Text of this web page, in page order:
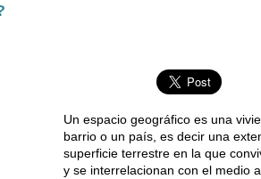
Un espacio geográfico es una
barrio o un país, es decir una
superficie terrestre en la que
y se interrelacionan con el medio